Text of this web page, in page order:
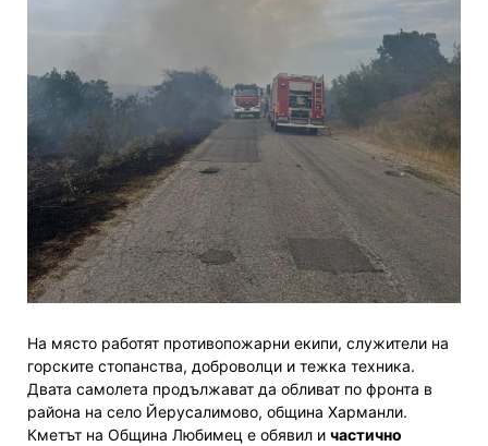
На място работят противопожарни екипи, служители на
горските стопанства, доброволци и тежка техника.
Двата самолета продължават да обливат по фронта в
района на село Йерусалимово, община Харманли.
Кметът на Община Любимец е обявил и частично